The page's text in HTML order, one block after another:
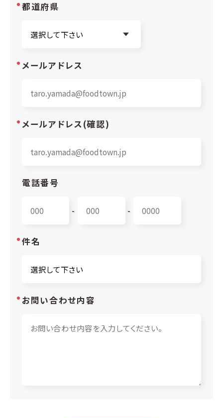
都道府県
メールアドレス
メールアドレス(確認)
電話番号
- -
件名
お問い合わせ内容